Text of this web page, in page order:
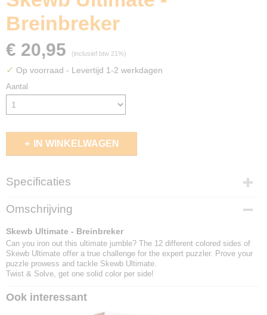
Breinbreker
€ 20,95 (inclusief btw 21%)
✓ Op voorraad - Levertijd 1-2 werkdagen
Aantal
IN WINKELWAGEN
Specificaties
EAN code
8717278850344
Omschrijving
Skewb Ultimate - Breinbreker
Can you iron out this ultimate jumble? The 12 different colored sides of
Skewb Ultimate offer a true challenge for the expert puzzler. Prove your
puzzle prowess and tackle Skewb Ultimate.
Twist & Solve, get one solid color per side!
Ook interessant